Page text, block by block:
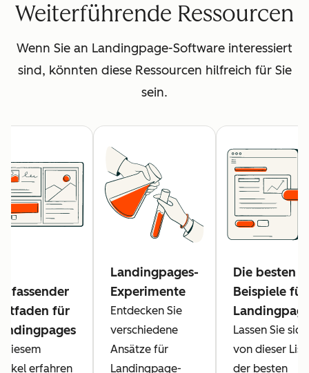
Weiterführende Ressourcen
Wenn Sie an Landingpage-Software interessiert
sind, könnten diese Ressourcen hilfreich für Sie
sein.
für
diesem
erfahren
Landingpages-
Experimente
Entdecken Sie
verschiedene
Ansätze für
Landingpage-
Die besten
Beispiele für
Lassen Sie sich
von dieser
der besten